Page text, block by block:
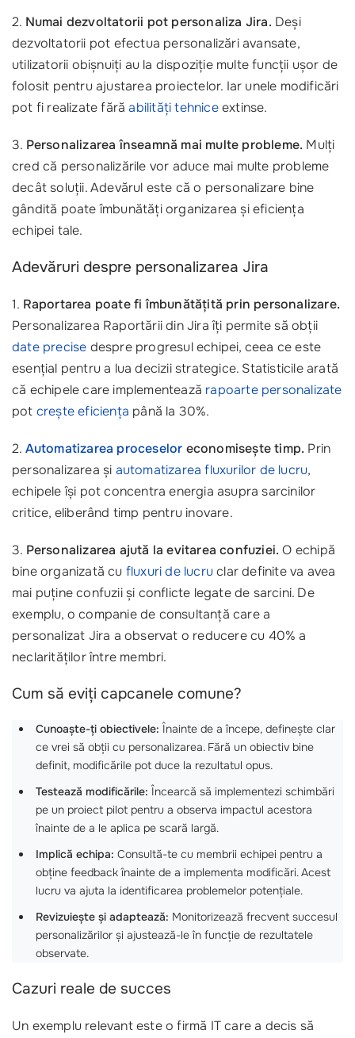
2. Numai dezvoltatorii pot personaliza Jira. Deși
dezvoltatorii pot efectua personalizări avansate,
utilizatorii obișnuiți au la dispoziție multe funcții ușor de
folosit pentru ajustarea proiectelor. Iar unele modificări
pot fi realizate fărăabilități tehniceextinse.
3. Personalizarea înseamnă mai multe probleme. Mulți
cred că personalizările vor aduce mai multe probleme
decât soluții. Adevărul este că o personalizare bine
gândită poate îmbunătăți organizarea și eficiența
echipei tale.
Adevăruri despre personalizarea Jira
1. Raportarea poate fi îmbunătățită prin personalizare.
Personalizarea Raportării din Jira îți permite să obții
date precise despre progresul echipei, ceea ce este
esențial pentru a lua decizii strategice. Statisticile arată
că echipele care implementează rapoarte personalizate
pot crește eficiența până la 30%.
2. Automatizarea proceselor economisește timp. Prin
personalizarea și automatizarea fluxurilor de lucru,
echipele își pot concentra energia asupra sarcinilor
critice, eliberând timp pentru inovare.
3. Personalizarea ajută la evitarea confuziei. O echipă
bine organizată cu fluxuri de lucruclar definite va avea
mai puține confuzii și conflicte legate de sarcini. De
exemplu, o companie de consultanță care a
personalizat Jira a observat o reducere cu 40% a
neclarităților între membri.
Cum să eviți capcanele comune?
Cunoaște-ți obiectivele: Înainte de a începe, definește clar
ce vrei să obții cu personalizarea. Fără un obiectiv bine
definit, modificările pot duce la rezultatul opus.
Testează modificările: Încearcă să implementezi schimbări
pe un proiect pilot pentru a observa impactul acestora
înainte de a le aplica pe scară largă.
Implică echipa: Consultă-te cu membrii echipei pentru a
obține feedback înainte de a implementa modificări. Acest
lucru va ajuta la identificarea problemelor potențiale.
Revizuiește și adaptează: Monitorizează frecvent succesul
personalizărilor și ajustează-le în funcție de rezultatele
observate.
Cazuri reale de succes
Un exemplu relevant este o firmă IT care a decis să